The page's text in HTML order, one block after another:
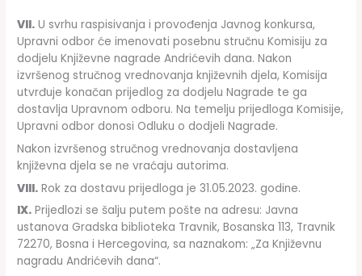
VII. U svrhu raspisivanja i provođenja Javnog konkursa,
Upravni odbor će imenovati posebnu stručnu Komisiju za
dodjelu Književne nagrade Andrićevih dana. Nakon
izvršenog stručnog vrednovanja književnih djela, Komisija
utvrđuje konačan prijedlog za dodjelu Nagrade te ga
dostavlja Upravnom odboru. Na temelju prijedloga Komisije,
Upravni odbor donosi Odluku o dodjeli Nagrade.
Nakon izvršenog stručnog vrednovanja dostavljena
književna djela se ne vraćaju autorima.
VIII. Rok za dostavu prijedloga je 31.05.2023. godine.
IX. Prijedlozi se šalju putem pošte na adresu: Javna
ustanova Gradska biblioteka Travnik, Bosanska 113, Travnik
72270, Bosna i Hercegovina, sa naznakom: „Za Književnu
nagradu Andrićevih dana“.